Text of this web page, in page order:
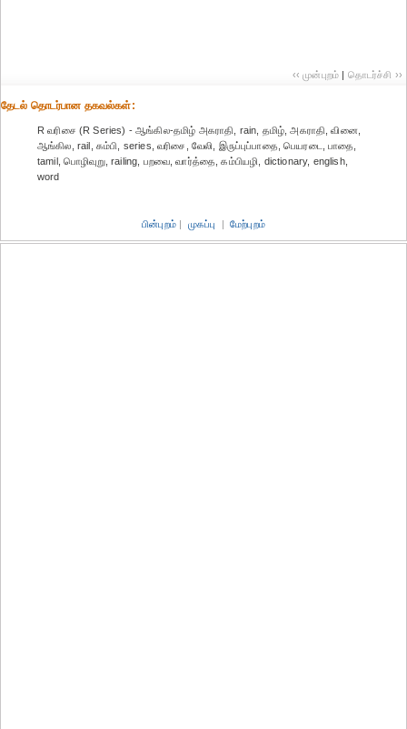
‹‹ முன்புறம் | தொடர்ச்சி ››
தேட‌ல் தொட‌ர்பான தகவ‌ல்க‌ள்:
R வரிசை (R Series) - ஆங்கில-தமிழ் அகராதி, rain, தமிழ், அகராதி, வினை,
ஆங்கில, rail, கம்பி, series, வரிசை, வேலி, இருப்புப்பாதை, பெயரடை, பாதை,
tamil, பொழிவுறு, railing, பறவை, வார்த்தை, கம்பியழி, dictionary, english,
word
பின்புறம் | முகப்பு | மேற்புறம்